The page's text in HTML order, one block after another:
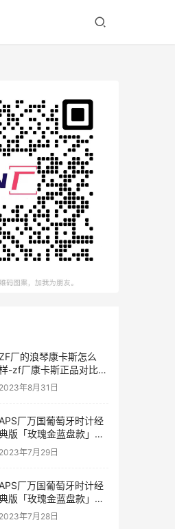
厂的浪琴康卡斯怎么
-zf厂康卡斯正品对比评
价如何
2023年8月31日
厂万国葡萄牙时计经
版「玫瑰金蓝盘款」复
刻表是否会一眼假-APS手
2023年7月29日
厂万国葡萄牙时计经
版「玫瑰金蓝盘款」复
刻表值得入手吗-APS手表
2023年7月28日